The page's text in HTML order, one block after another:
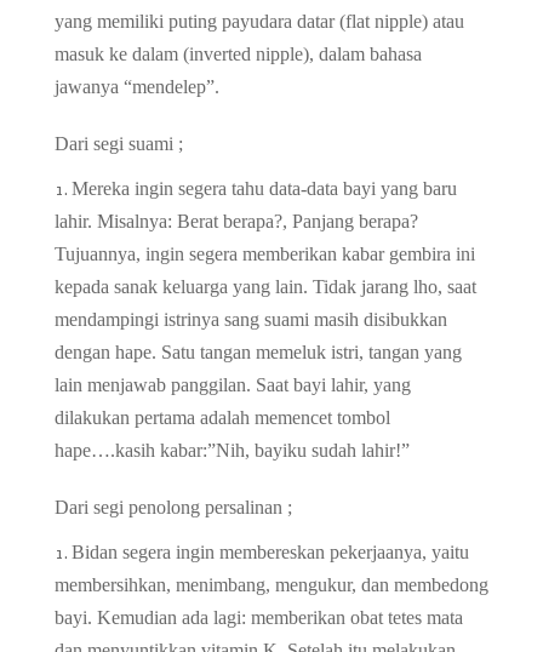
yang memiliki puting payudara datar (flat nipple) atau
masuk ke dalam (inverted nipple), dalam bahasa
jawanya “mendelep”.
Dari segi suami ;
Mereka ingin segera tahu data-data bayi yang baru
lahir. Misalnya: Berat berapa?, Panjang berapa?
Tujuannya, ingin segera memberikan kabar gembira ini
kepada sanak keluarga yang lain. Tidak jarang lho, saat
mendampingi istrinya sang suami masih disibukkan
dengan hape. Satu tangan memeluk istri, tangan yang
lain menjawab panggilan. Saat bayi lahir, yang
dilakukan pertama adalah memencet tombol
hape….kasih kabar:”Nih, bayiku sudah lahir!”
Dari segi penolong persalinan ;
Bidan segera ingin membereskan pekerjaanya, yaitu
membersihkan, menimbang, mengukur, dan membedong
bayi. Kemudian ada lagi: memberikan obat tetes mata